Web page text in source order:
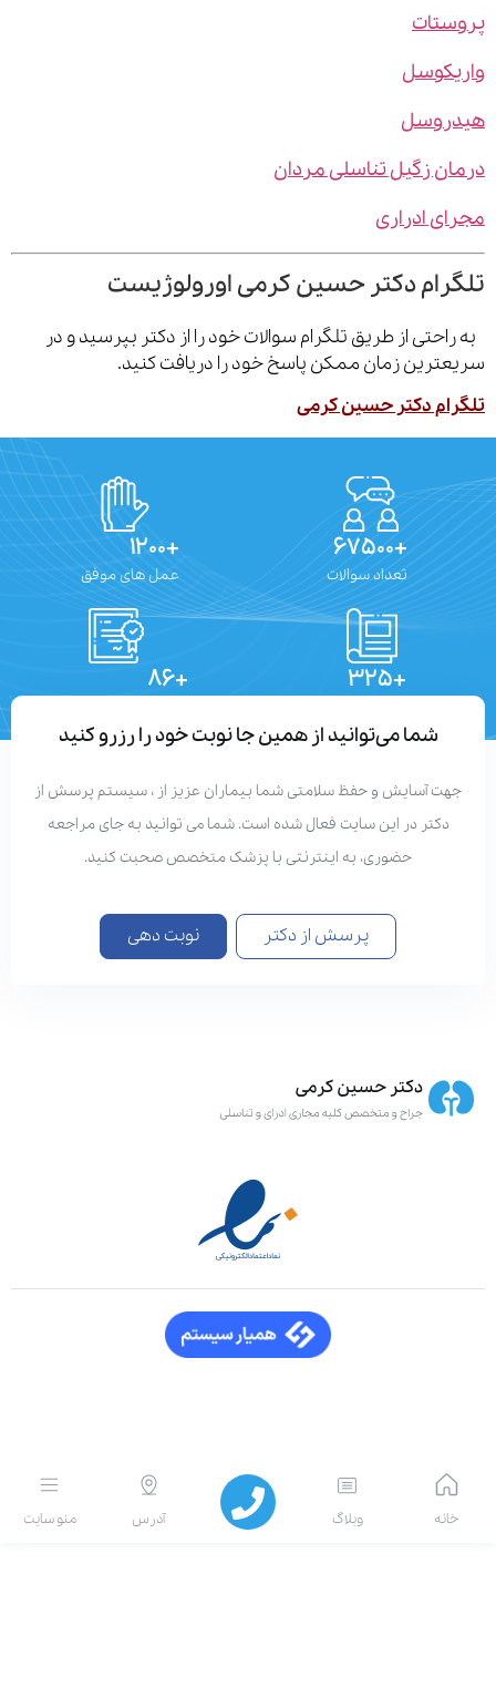
زگیل تناسلی مردان
ادراری
دکتر حسین کرمی اورولوژیست
از طریق تلگرام سوالات خود را از دکتر بپرسید و در
زمان ممکن پاسخ خود را دریافت کنید.
دکتر حسین کرمی
تعداد سوالات عمل های موفق
شما می‌توانید از همین جا نوبت خود را رزرو کنید
آسایش و حفظ سلامتی شما بیماران عزیز از ، سیستم پرسش از
دکتر در این سایت فعال شده است. شما می توانید به جای مراجعه
حضوری، به اینترنتی با پزشک متخصص صحبت کنید.
پرسش از دکتر نوبت دهی
منو سایت